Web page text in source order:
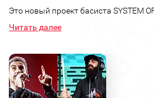
Это новый проект басиста SYSTEM
Читать далее